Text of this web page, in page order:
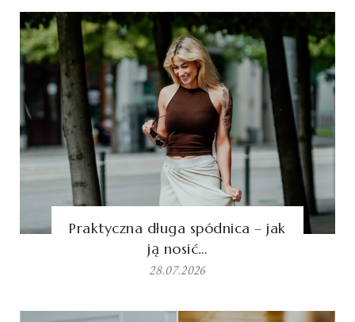
Praktyczna długa spódnica – jak
ją nosić…
28.07.2026